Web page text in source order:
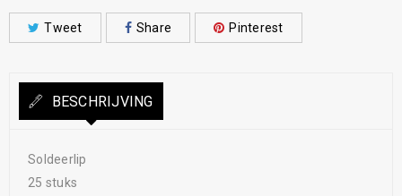
Tweet Share Pinterest
BESCHRIJVING
Soldeerlip
25 stuks